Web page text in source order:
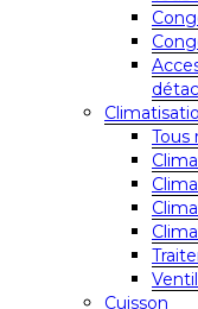
Tous
Cuisson